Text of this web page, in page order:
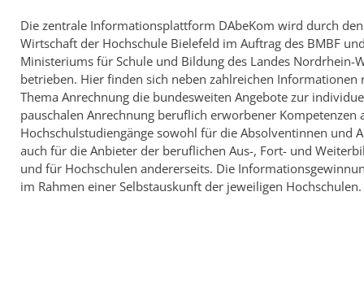
Die zentrale Informationsplattform DAbeKom wird durch
Wirtschaft der Hochschule Bielefeld im Auftrag des BMBF
Ministeriums für Schule und Bildung des Landes Nordrhein-
betrieben. Hier finden sich neben zahlreichen Informationen
Thema Anrechnung die bundesweiten Angebote zur
pauschalen Anrechnung beruflich erworbener Kompetenzen
Hochschulstudiengänge sowohl für die Absolventinnen und
auch für die Anbieter der beruflichen Aus-, Fort- und
und für Hochschulen andererseits. Die
im Rahmen einer Selbstauskunft der jeweiligen Hochschulen.